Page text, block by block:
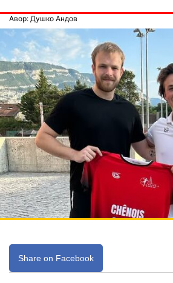
Авор: Душко Андов
Share on Facebook